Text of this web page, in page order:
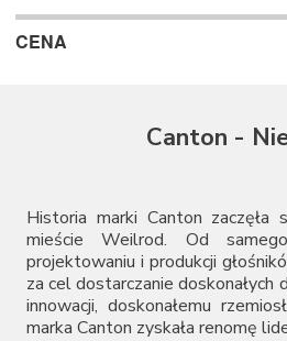
CENA
Canton -
Historia marki Canton
mieście Weilrod. Od
projektowaniu i produkcji
za cel dostarczanie
innowacji, doskonałemu
marka Canton zyskała renomę